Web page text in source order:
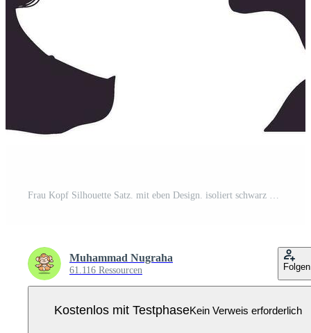
Muhammad Nugraha
61.116 Ressourcen Folgen
Kostenlos mit TestphaseKein Verweis erforderlich